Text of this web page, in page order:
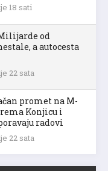
18 sati
Milijarde od
a autocesta
22 sata
promet na M-
Konjicu i
radovi
22 sata